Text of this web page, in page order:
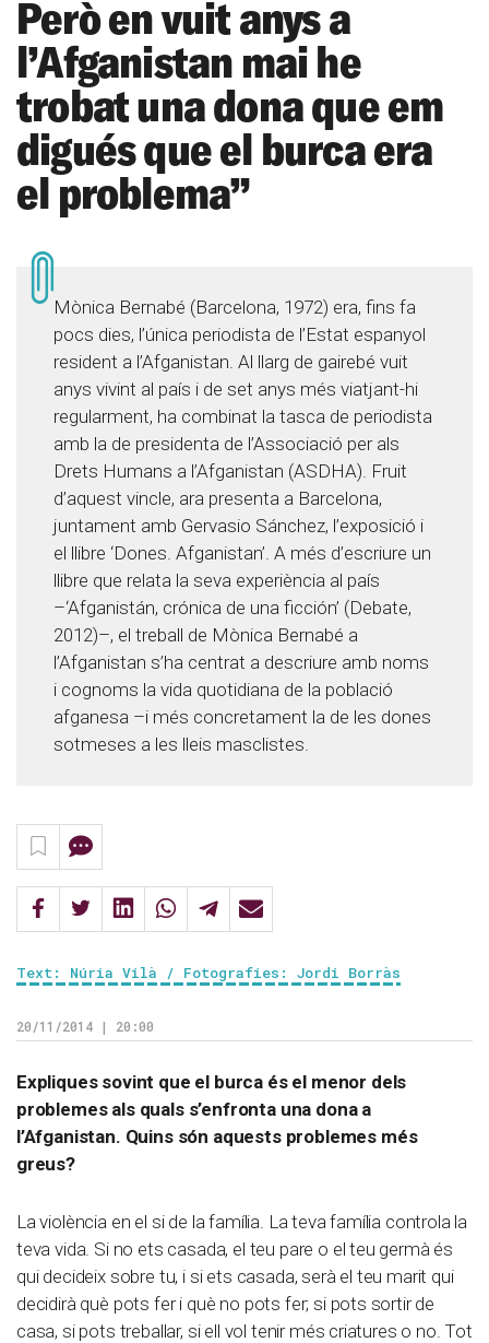
Però en vuit anys a
l’Afganistan mai he
trobat una dona que em
digués que el burca era
el problema”
Mònica Bernabé (Barcelona, 1972) era, fins fa
pocs dies, l’única periodista de l’Estat espanyol
resident a l’Afganistan. Al llarg de gairebé vuit
anys vivint al país i de set anys més viatjant-hi
regularment, ha combinat la tasca de periodista
amb la de presidenta de l’Associació per als
Drets Humans a l’Afganistan (ASDHA). Fruit
d’aquest vincle, ara presenta a Barcelona,
juntament amb Gervasio Sánchez, l’exposició i
el llibre ‘Dones. Afganistan’. A més d’escriure un
llibre que relata la seva experiència al país
–‘Afganistán, crónica de una ficción’ (Debate,
2012)–, el treball de Mònica Bernabé a
l’Afganistan s’ha centrat a descriure amb noms
i cognoms la vida quotidiana de la població
afganesa –i més concretament la de les dones
sotmeses a les lleis masclistes.
Text: Núria Vilà / Fotografies: Jordi Borràs
20/11/2014 | 20:00
Expliques sovint que el burca és el menor dels
problemes als quals s’enfronta una dona a
l’Afganistan. Quins són aquests problemes més
greus?
La violència en el si de la família. La teva família controla la
teva vida. Si no ets casada, el teu pare o el teu germà és
qui decideix sobre tu, i si ets casada, serà el teu marit qui
decidirà què pots fer i què no pots fer; si pots sortir de
casa, si pots treballar, si ell vol tenir més criatures o no. Tot